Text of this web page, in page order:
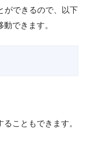
ができるので、以下
できます。
こともできます。